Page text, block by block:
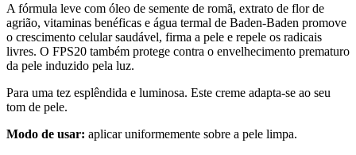
A fórmula leve com óleo de semente de romã, extrato de flor de
agrião, vitaminas benéficas e água termal de Baden-Baden promove
o crescimento celular saudável, firma a pele e repele os radicais
livres. O FPS20 também protege contra o envelhecimento prematuro
da pele induzido pela luz.
Para uma tez esplêndida e luminosa. Este creme adapta-se ao seu
tom de pele.
Modo de usar: aplicar uniformemente sobre a pele limpa.